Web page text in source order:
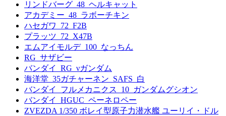
リンドバーグ_48_ヘルキャット
アカデミー_48_ラボーチキン
ハセガワ_72_F2B
プラッツ_72_X47B
エムアイモルデ_100_なっちん
RG_サザビー
バンダイ_RG_νガンダム
海洋堂_35ガチャーネン_SAFS_白
バンダイ_フルメカニクス_10_ガンダムグシオン
バンダイ_HGUC_ペーネロペー
ZVEZDA 1/350 ボレイ型原子力潜水艦 ユーリイ・ドル